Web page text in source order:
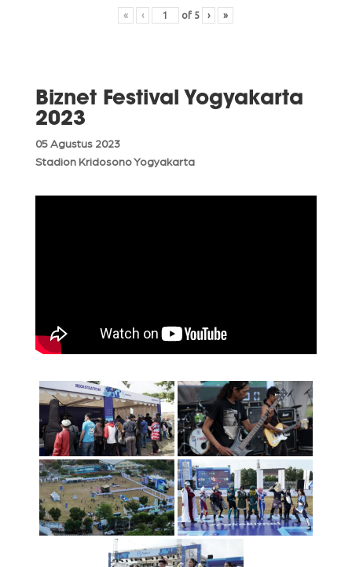
« ‹ of 5 › »
Biznet Festival Yogyakarta
2023
05 Agustus 2023
Stadion Kridosono Yogyakarta